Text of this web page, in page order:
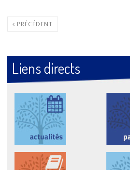
PRÉCÉDENT
Liens directs